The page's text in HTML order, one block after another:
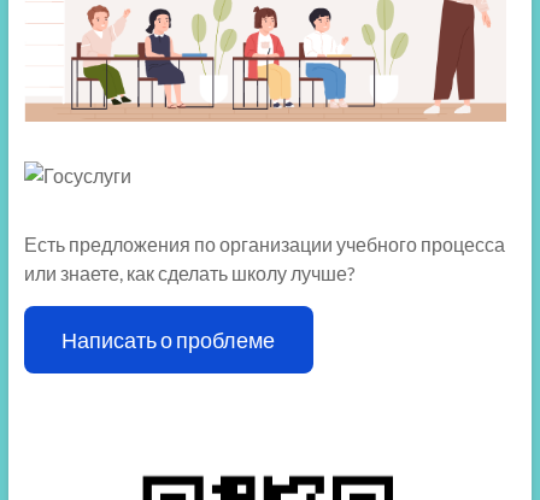
Есть предложения по организации учебного процесса
или знаете, как сделать школу лучше?
Написать о проблеме